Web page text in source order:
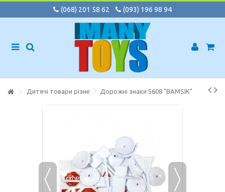
(068) 201 58 62 (093) 196 98 94
Дитячі товари різне Дорожні знаки 5608 "BAMSIK"